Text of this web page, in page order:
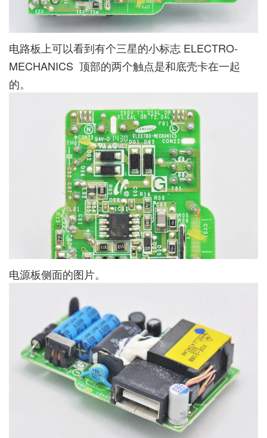
电路板上可以看到有个三星的小标志 ELECTRO-
MECHANICS 顶部的两个触点是和底壳卡在一起
的。
电源板侧面的图片。